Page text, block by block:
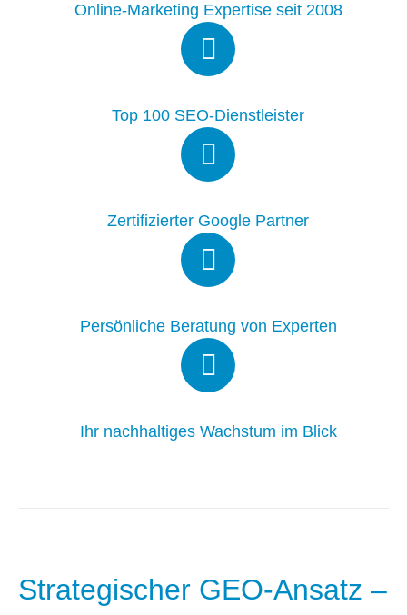
Online-Marketing Expertise seit 2008
Top 100 SEO-Dienstleister
Zertifizierter Google Partner
Persönliche Beratung von Experten
Ihr nachhaltiges Wachstum im Blick
Strategischer GEO-Ansatz –